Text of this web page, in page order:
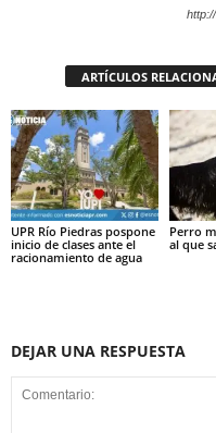
ARTÍCULOS
UPR Río Piedras pospone
inicio de clases ante el
racionamiento de agua
Perro
al que
DEJAR UNA RESPUESTA